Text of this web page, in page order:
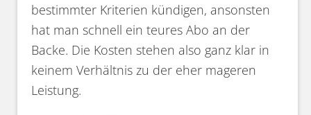
bestimmter Kriterien kündigen, ansonsten
hat man schnell ein teures Abo an der
Backe. Die Kosten stehen also ganz klar in
keinem Verhältnis zu der eher mageren
Leistung.